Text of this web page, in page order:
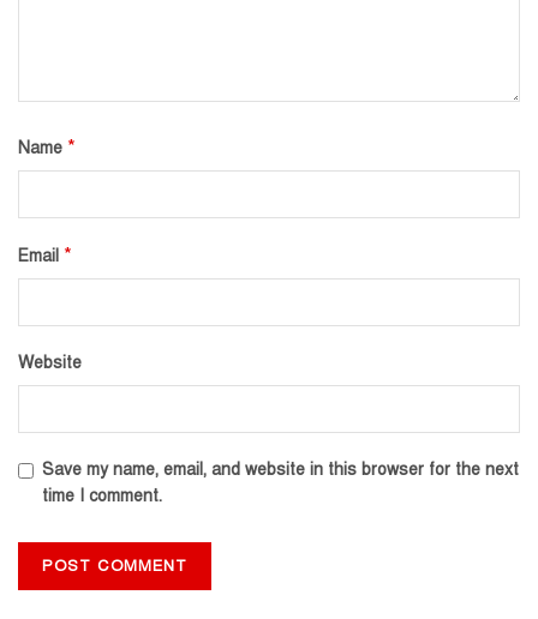
Name *
Email *
Website
Save my name, email, and website in this browser for the next
time I comment.